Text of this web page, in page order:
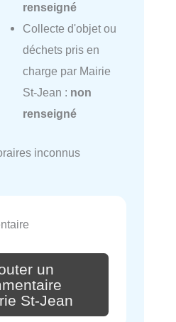
renseigné
Collecte d'objet ou
déchets pris en
charge par Mairie
St-Jean : non
renseigné
inconnus
un
St-Jean